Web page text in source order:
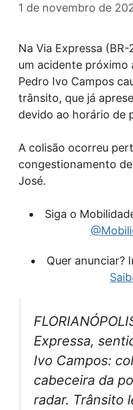
1 de novembro de
Na Via Expressa
um acidente próximo
Pedro Ivo Campos
trânsito, que já
devido ao horário de
A colisão ocorreu
congestionamento
José.
Siga o
Quer anunciar?
Expressa,
Ivo Campos:
cabeceira da
radar. Trânsito